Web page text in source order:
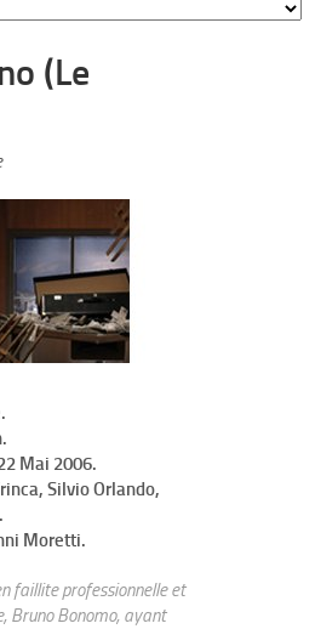
(Le
Mai 2006.
Silvio Orlando,
Moretti.
faillite professionnelle et
Bruno Bonomo, ayant